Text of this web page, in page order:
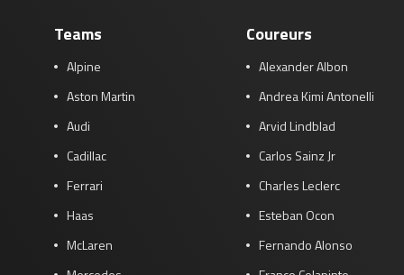
Teams
Alpine
Aston Martin
Audi
Cadillac
Ferrari
Haas
McLaren
Coureurs
Alexander Albon
Andrea Kimi Antonelli
Arvid Lindblad
Carlos Sainz Jr
Charles Leclerc
Esteban Ocon
Fernando Alonso